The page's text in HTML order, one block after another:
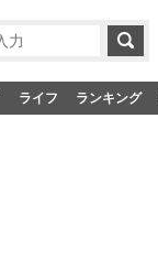
ライフ ランキング